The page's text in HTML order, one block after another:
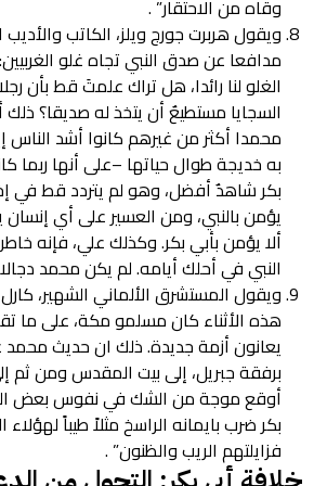
وقاه من الاحتقار” .
ويقول هربرت جورج ويلز، الكاتب والأديب
مدافعا عن صدق النبي تجاه غلو
الغلو لنا رائدا، هل تراك علمتَ قط بأن
السجايا مستطيعٌ أن يتخذ له صديقا؟
محمدا أكثر من غيرهم كانوا أشد الناس
به خديجة طوال حياتها –على أنها ربما
بكر شاهدٌ أفضل، وهو لم يتردد قط في
يؤمن بالنبي، ومن العسير على أي إنسان
ألا يؤمن بأبي بكر. وكذلك علي، فإنه
النبي في أحلك أيامه. لم يكن محمد
ويقول المستشرق الألماني الشهير،
هذه الأثناء كان مسلمو مكة، على ما
يعانون أزمة جديدة. ذلك ان حديث محمد
برفقة جبريل، إلى بيت المقدس ومن ثم
أوقع موجة من الشك في نفوس بعض
بكر ضرب بايمانه الراسخ مثلاً طيباً
فزايلتهم الريب والظنون” .